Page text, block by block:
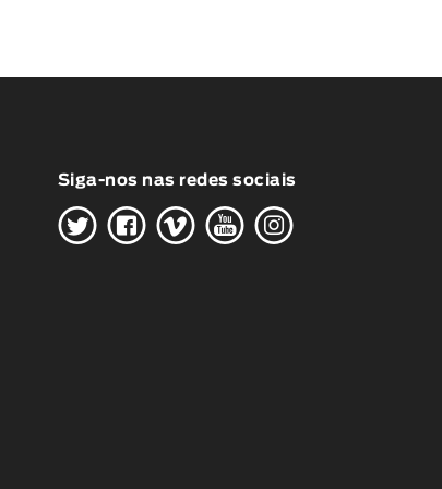
Siga-nos nas redes sociais
HGWOK